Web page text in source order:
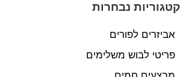
קטגוריות נבחרות
אביזרים לפורים
פריטי לבוש משלימים